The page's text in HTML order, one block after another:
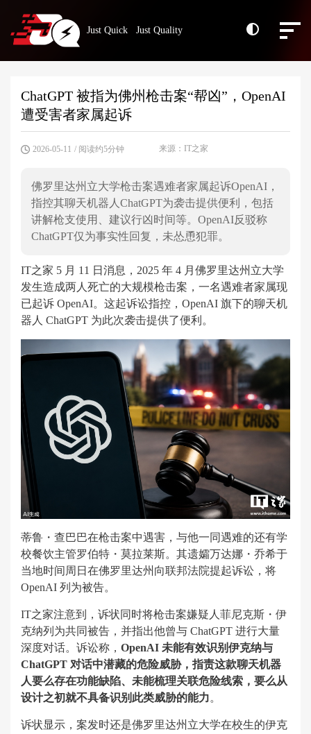
Just Quick Just Quality
ChatGPT 被指为佛州枪击案“帮凶”，OpenAI
遭受害者家属起诉
2026-05-11 / 阅读约5分钟 来源：IT之家
佛罗里达州立大学枪击案遇难者家属起诉OpenAI，
指控其聊天机器人ChatGPT为袭击提供便利，包括
讲解枪支使用、建议行凶时间等。OpenAI反驳称
ChatGPT仅为事实性回复，未怂恿犯罪。
IT之家 5 月 11 日消息，2025 年 4 月佛罗里达州立大学
发生造成两人死亡的大规模枪击案，一名遇难者家属现
已起诉 OpenAI。这起诉讼指控，OpenAI 旗下的聊天机
器人 ChatGPT 为此次袭击提供了便利。
蒂鲁・查巴巴在枪击案中遇害，与他一同遇难的还有学
校餐饮主管罗伯特・莫拉莱斯。其遗孀万达娜・乔希于
当地时间周日在佛罗里达州向联邦法院提起诉讼，将
OpenAI 列为被告。
IT之家注意到，诉状同时将枪击案嫌疑人菲尼克斯・伊
克纳列为共同被告，并指出他曾与 ChatGPT 进行大量
深度对话。诉讼称， OpenAI 未能有效识别伊克纳与
ChatGPT 对话中潜藏的危险威胁，指责这款聊天机器
人要么存在功能缺陷、未能梳理关联危险线索，要么从
设计之初就不具备识别此类威胁的能力。
诉状显示，案发时还是佛罗里达州立大学在校生的伊克